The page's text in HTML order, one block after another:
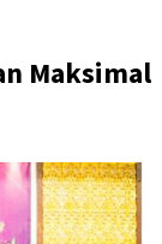
Maksimal